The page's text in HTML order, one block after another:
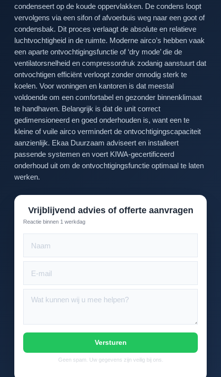
condenseert op de koude oppervlakken. De condens loopt
vervolgens via een sifon of afvoerbuis weg naar een goot of
condensbak. Dit proces verlaagt de absolute en relatieve
luchtvochtigheid in de ruimte. Moderne airco’s hebben vaak
een aparte ontvochtigingsfunctie of ‘dry mode’ die de
ventilatorsnelheid en compressordruk zodanig aanstuurt dat
ontvochtigen efficiënt verloopt zonder onnodig sterk te
koelen. Voor woningen en kantoren is dat meestal
voldoende om een comfortabel en gezonder binnenklimaat
te handhaven. Belangrijk is dat de unit correct
gedimensioneerd en goed onderhouden is, want een te
kleine of vuile airco vermindert de ontvochtigingscapaciteit
aanzienlijk. Ekaa Duurzaam adviseert en installeert
passende systemen en voert KIWA-gecertificeerd
onderhoud uit om de ontvochtigingsfunctie optimaal te laten
werken.
Vrijblijvend advies of offerte aanvragen
Reactie binnen 1 werkdag
Versturen
Geen spam. Uw gegevens zijn veilig bij ons.